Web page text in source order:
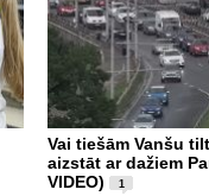
Vai tiešām Vanšu
aizstāt ar dažiem
VIDEO)
1